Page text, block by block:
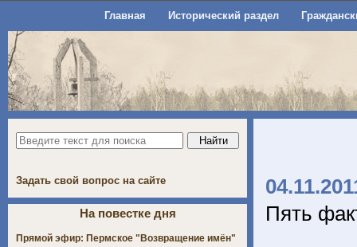
Главная Исторический раздел
Пять
Задать свой вопрос на сайте
На повестке дня
Прямой эфир: Пермское "Возвращение имён"